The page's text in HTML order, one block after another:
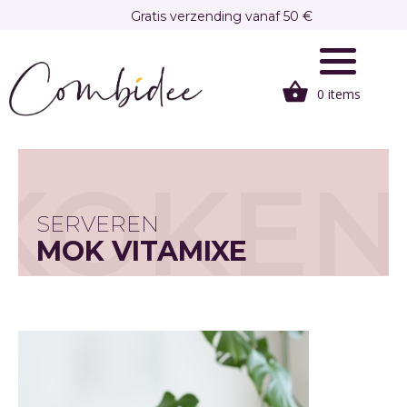
inhoud
gaan
Gratis verzending vanaf 50 €
0 items
SERVEREN
MOK VITAMIXE